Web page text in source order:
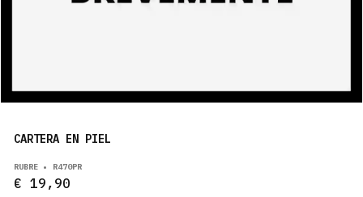
CARTERA EN PIEL
RUBRE • R470PR
€ 19,90